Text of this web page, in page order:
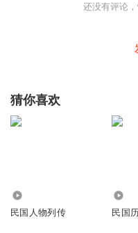
还没有评论
猜你喜欢
民国人物列传 民国